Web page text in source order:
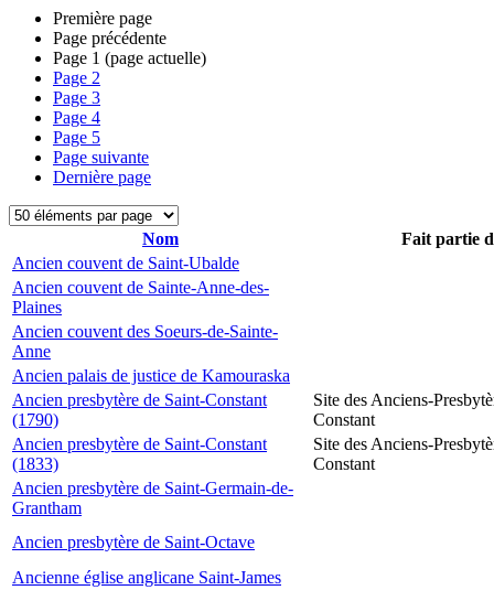
Première page
Page précédente
Page 1 (page actuelle)
Page 2
Page 3
Page 4
Page 5
Page suivante
Dernière page
Nom
Fait partie
Ancien couvent de Saint-Ubalde
Ancien couvent de Sainte-Anne-des-
Plaines
Ancien couvent des Soeurs-de-Sainte-
Anne
Ancien palais de justice de Kamouraska
Ancien presbytère de Saint-Constant
(1790)
Site des Anciens-
Constant
Ancien presbytère de Saint-Constant
(1833)
Site des Anciens-
Constant
Ancien presbytère de Saint-Germain-de-
Grantham
Ancien presbytère de Saint-Octave
Ancienne église anglicane Saint-James